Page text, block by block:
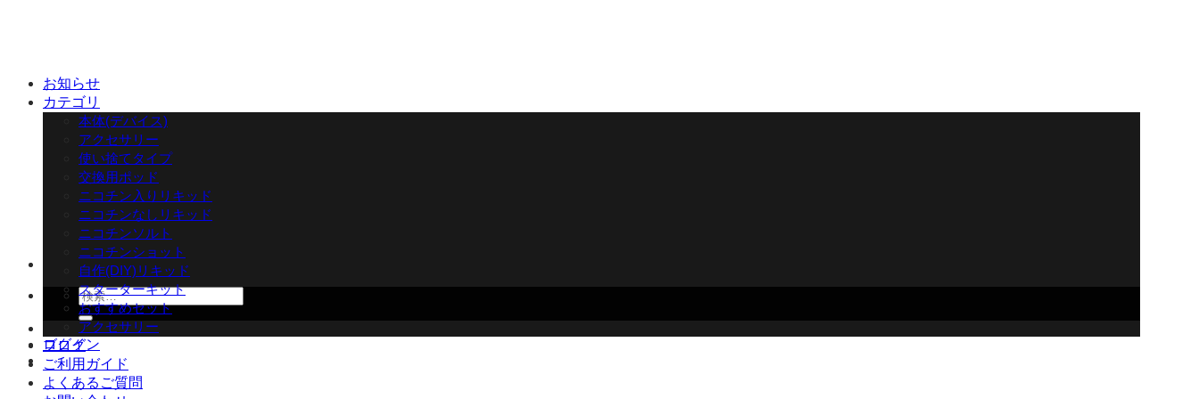
検
索
対
象:
ログイン
お知らせ
カテゴリ
本体(デバイス)
アクセサリー
使い捨てタイプ
交換用ポッド
ニコチン入りリキッド
ニコチンなしリキッド
ニコチンソルト
ニコチンショット
自作(DIY)リキッド
スターターキット
おすすめセット
アクセサリー
ブログ
ご利用ガイド
よくあるご質問